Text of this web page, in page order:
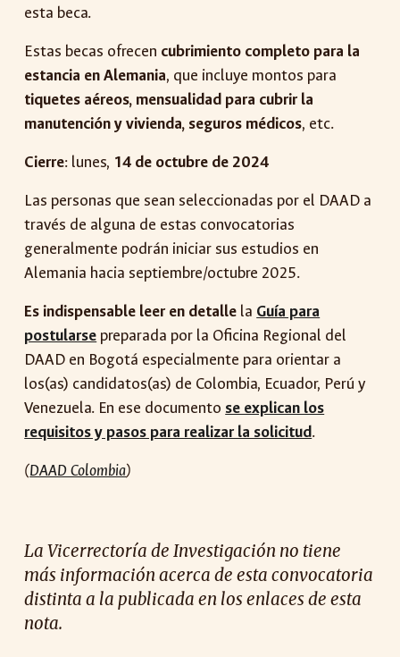
esta beca.
Estas becas ofrecen cubrimiento completo para la
estancia en Alemania, que incluye montos para
tiquetes aéreos, mensualidad para cubrir la
manutención y vivienda, seguros médicos, etc.
Cierre: lunes, 14 de octubre de 2024
Las personas que sean seleccionadas por el DAAD a
través de alguna de estas convocatorias
generalmente podrán iniciar sus estudios en
Alemania hacia septiembre/octubre 2025.
Es indispensable leer en detalle la Guía para
postularse preparada por la Oficina Regional del
DAAD en Bogotá especialmente para orientar a
los(as) candidatos(as) de Colombia, Ecuador, Perú y
Venezuela. En ese documento se explican los
requisitos y pasos para realizar la solicitud.
(DAAD Colombia)
La Vicerrectoría de Investigación no tiene
más información acerca de esta convocatoria
distinta a la publicada en los enlaces de esta
nota.